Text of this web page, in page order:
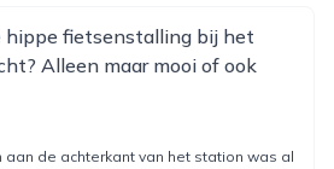
hippe fietsenstalling bij het
Alleen maar mooi of ook
aan de achterkant van het station was al